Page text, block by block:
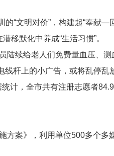
“文明对价”，构建起“奉献
移默化中养成“生活习惯”。
陆续给老人们免费量血压、
杆上的小广告，或将乱停乱
计，全市共有注册志愿者84.9
方案》，利用单位500多个多